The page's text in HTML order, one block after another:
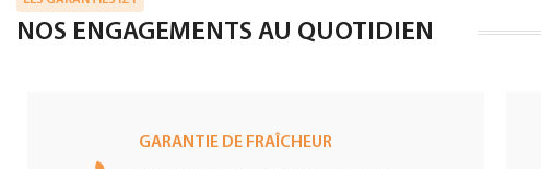
NOS ENGAGEMENTS AU QUOTIDIEN
GARANTIE DE FRAÎCHEUR